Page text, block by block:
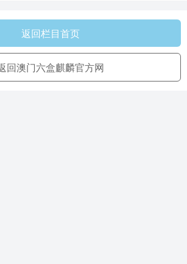
返回栏目首页
回澳门六盒麒麟官方网